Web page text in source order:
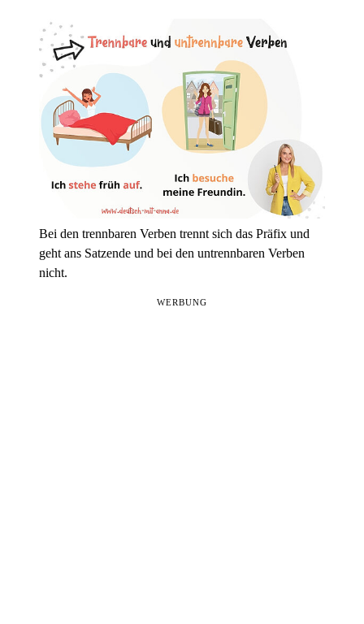
Bei den trennbaren Verben trennt sich das Präfix und
geht ans Satzende und bei den untrennbaren Verben
nicht.
WERBUNG